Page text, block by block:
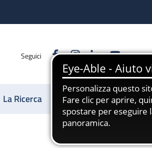
Seguici FacebookInstagram
LinkedinYouTube
La Ricerca Sostienici